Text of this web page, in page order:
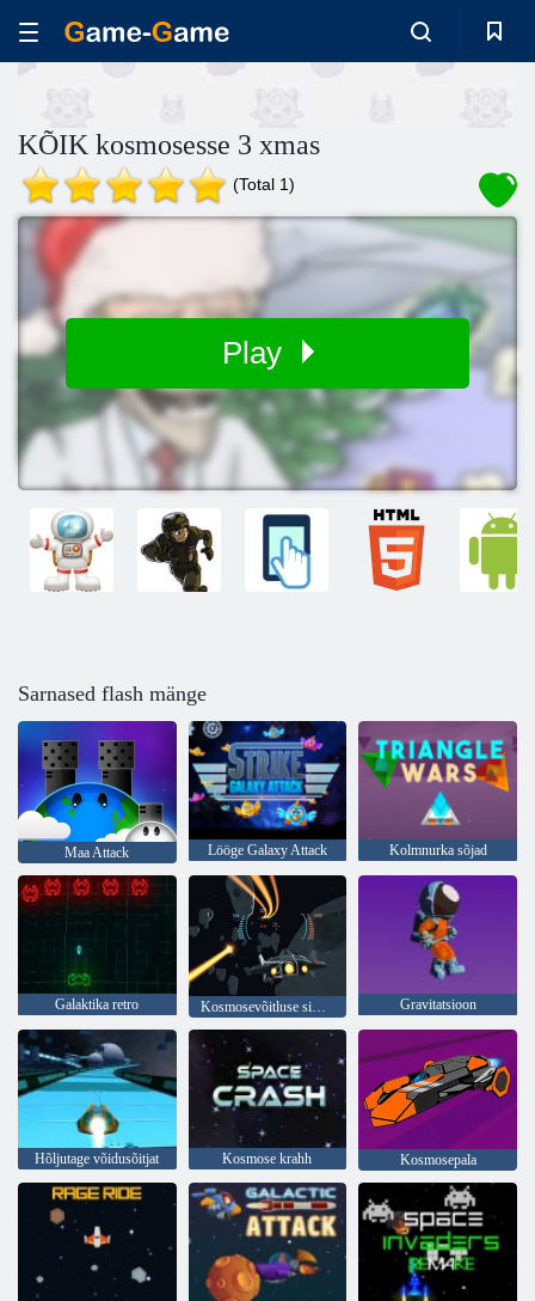
KÕIK kosmosesse 3 xmas
(Total 1)
Play
Sarnased flash mänge
Maa Attack Lööge Galaxy Attack Kolmnurka sõjad
Galaktika retro Kosmosevõitluse simulaator Gravitatsioon
Hõljutage võidusõitjat Kosmose krahh Kosmosepala